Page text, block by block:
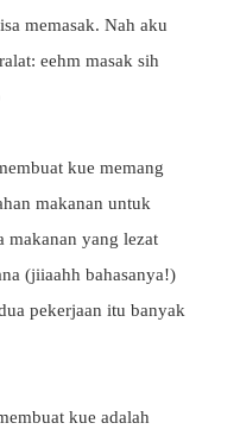
memasak. Nah aku
eehm masak sih
kue memang
makanan untuk
makanan yang lezat
(jiiaahh bahasanya!)
pekerjaan itu banyak
kue adalah